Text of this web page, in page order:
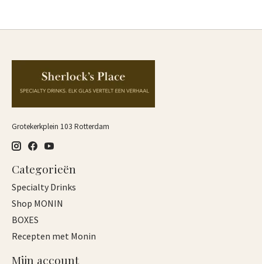
Grotekerkplein 103 Rotterdam
Categorieën
Specialty Drinks
Shop MONIN
BOXES
Recepten met Monin
Mijn account